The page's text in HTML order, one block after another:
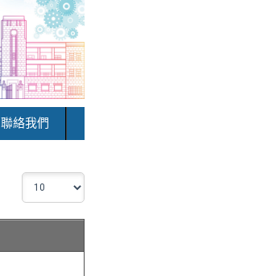
聯絡我們
顯
目